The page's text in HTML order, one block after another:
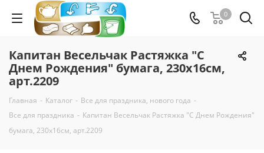
0
Капитан Весельчак Растяжка "С
Днем Рождения" бумага, 230х16см,
арт.2209
Главная - Каталог - Все для праздника, нового года -
Все для праздника - Капитан Весельчак Растяжка "С Днем Рождения"
бумага, 230х16см, арт.2209